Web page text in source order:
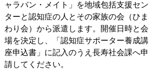
ャラバン・メイト」を地域包括支援セン
ターと認知症の人とその家族の会（ひま
わり会）から派遣します。開催日時と会
場を決定し、「認知症サポーター養成講
座申込書」に記入のうえ長寿社会課へ申
請してください。